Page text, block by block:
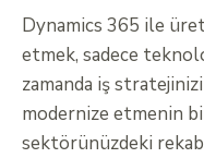
Dynamics 365 ile
etmek, sadece
zamanda iş
modernize etmenin
sektörünüzdeki